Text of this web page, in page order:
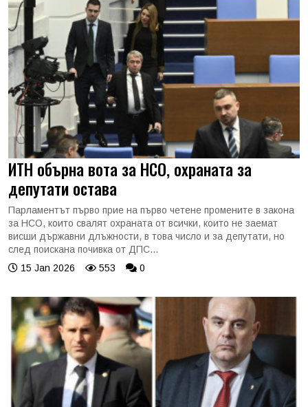
ИТН обърна вота за НСО, охраната за
депутати остава
Парламентът първо прие на първо четене промените в закона
за НСО, които свалят охраната от всички, които не заемат
висши държавни длъжности, в това число и за депутати, но
след поискана почивка от ДПС...
15 Jan 2026
553 0